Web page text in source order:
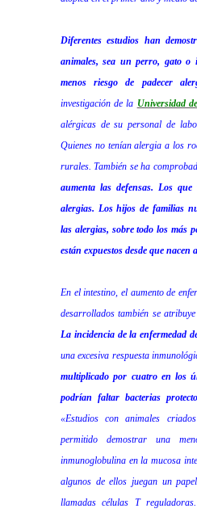
Diferentes estudios han
animales, sea un perro, gato o
menos riesgo de padecer
investigación de la Universidad
alérgicas de su personal de
Quienes no tenían alergia a los
rurales. También se ha
aumenta las defensas. Los
alergias. Los hijos de familias
las alergias, sobre todo los más
están expuestos desde que nacen
En el intestino, el aumento de
desarrollados también se
La incidencia de la enfermedad
una excesiva respuesta
multiplicado por cuatro en los
podrían faltar bacterias
«Estudios con animales
permitido demostrar una
inmunoglobulina en la mucosa
algunos de ellos juegan un
llamadas células T